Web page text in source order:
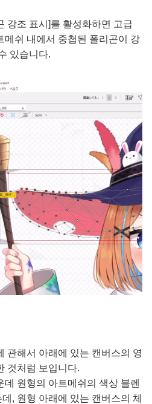
강조 표시]를 활성화하면 고급
메쉬 내에서 중첩된 폴리곤이 강
있습니다.
관해서 아래에 있는 캔버스의 영
것처럼 보입니다.
원형의 아트메쉬의 색상 블렌
, 원형 아래에 있는 캔버스의 체